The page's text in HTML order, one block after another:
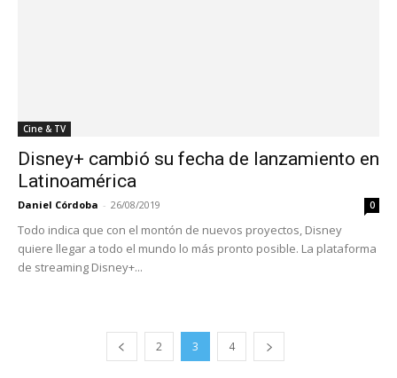
Cine & TV
Disney+ cambió su fecha de lanzamiento en
Latinoamérica
Daniel Córdoba - 26/08/2019 0
Todo indica que con el montón de nuevos proyectos, Disney
quiere llegar a todo el mundo lo más pronto posible. La plataforma
de streaming Disney+...
2 3 4